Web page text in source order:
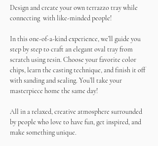
Design and create your own terrazzo tray while
connecting  with like-minded people!
In this one-of-a-kind experience, we’ll guide you
step by step to craft an elegant oval tray from
scratch using resin. Choose your favorite color
chips, learn the casting technique, and finish it off
with sanding and sealing. You’ll take your
masterpiece home the same day!
All in a relaxed, creative atmosphere surrounded
by people who love to have fun, get inspired, and
make something unique.